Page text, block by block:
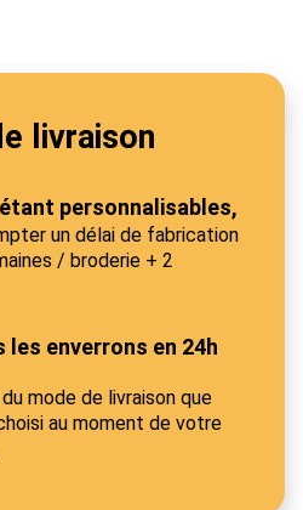
livraison
personnalisables,
un délai de fabrication
/ broderie + 2
les enverrons en 24h
mode de livraison que
au moment de votre